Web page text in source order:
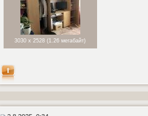
3030 x 2528 (1.26 мегабайт)